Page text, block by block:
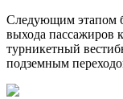
Следующим этапом
выхода пассажиров
турникетный
подземным